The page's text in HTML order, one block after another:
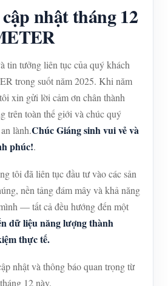
lượng hệ thống PV năng lượng mặt
dụng điện
khiển máy sưởi PV
gia đình
lượng nhà máy
sản phẩm
dẫn
gặp
khen thưởng
nhật tháng 12
tin tưởng liên tục của quý khách
trong suốt năm 2025. Khi năm
xin gửi lời cảm ơn chân thành
trên toàn thế giới và chúc quý
lành.Chúc Giáng sinh vui vẻ và
phúc!.
tôi đã liên tục đầu tư vào các sản
nền tảng đám mây và khả năng
— tất cả đều hướng đến một
dữ liệu năng lượng thành
thực tế.
nhật và thông báo quan trọng từ
12 này.